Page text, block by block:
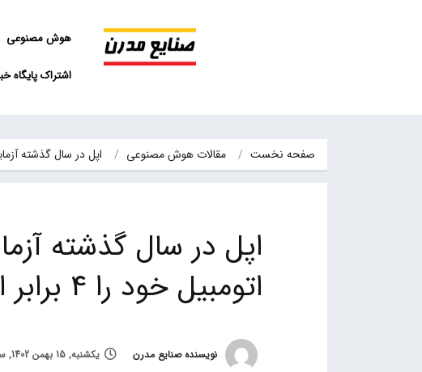
هوش مصنوعی
اشتراک پایگاه
صفحه نخست مقالات هوش مصنوعی اپل در سال گذشته آزمایش‌های فناوری خودران اتومبیل
اپل در سال گذشته
اتومبیل خود را 4 برابر افزایش داده است
نویسنده صنایع مدرن یکشنبه, 15 بهمن 1402, ساعت 14:36